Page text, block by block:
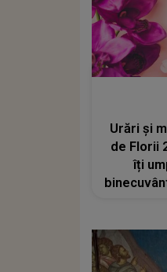
Urări și
de Florii
îți